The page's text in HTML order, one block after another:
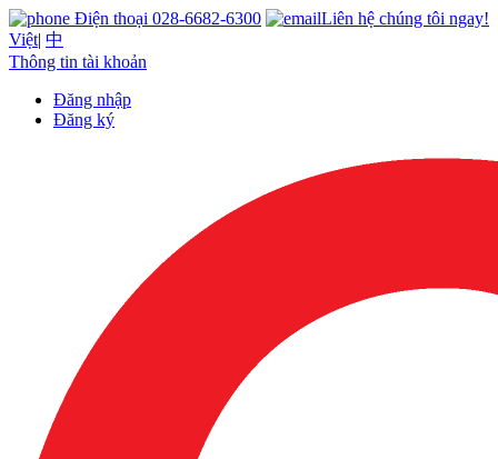
Điện thoại 028-6682-6300
Liên hệ chúng tôi ngay!
Việt| 中
Thông tin tài khoản
Đăng nhập
Đăng ký